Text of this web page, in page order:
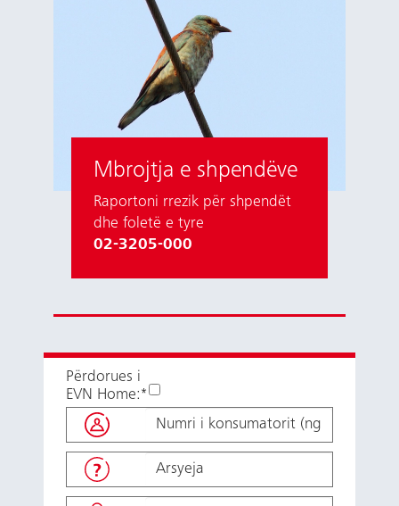
Mbrojtja e shpendëve
Raportoni rrezik për shpendët
dhe foletë e tyre
02-3205-000
Përdorues i
EVN Home:*